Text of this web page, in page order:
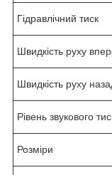
Гідравлічний тиск
Швидкість руху
Швидкість руху
Рівень звукового
Розміри